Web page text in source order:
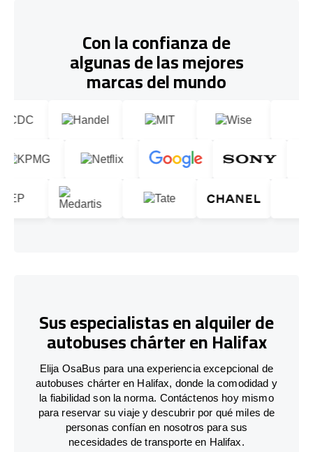
Con la confianza de
algunas de las mejores
marcas del mundo
Sus especialistas en alquiler de
autobuses chárter en Halifax
Elija OsaBus para una experiencia excepcional de
autobuses chárter en Halifax, donde la comodidad y
la fiabilidad son la norma. Contáctenos hoy mismo
para reservar su viaje y descubrir por qué miles de
personas confían en nosotros para sus
necesidades de transporte en Halifax.